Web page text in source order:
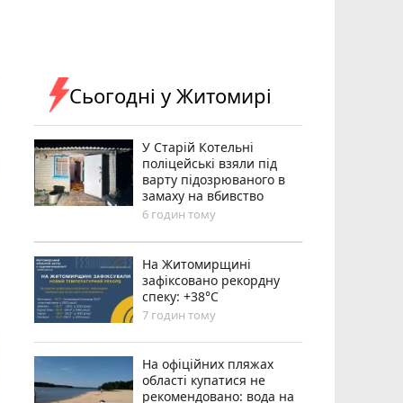
Сьогодні у Житомирі
У Старій Котельні
поліцейські взяли під
варту підозрюваного в
замаху на вбивство
6 годин тому
Н️а Житомирщині
зафіксовано рекордну
спеку: +38°C
7 годин тому
На офіційних пляжах
області купатися не
рекомендовано: вода на